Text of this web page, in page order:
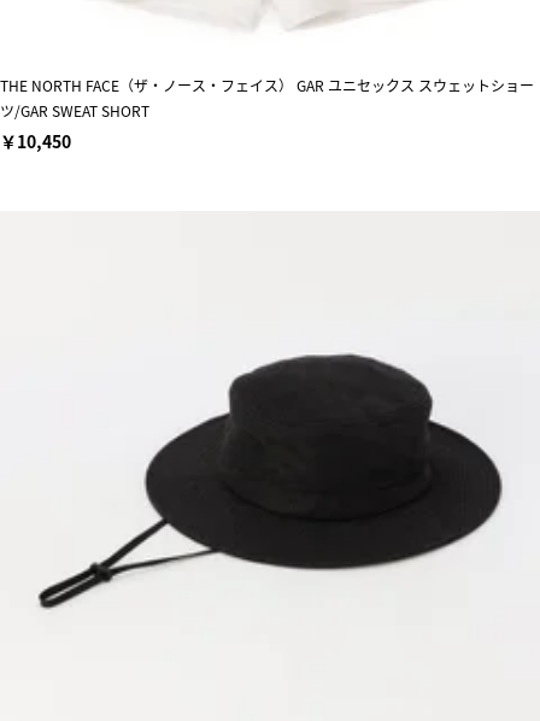
THE NORTH FACE（ザ・ノース・フェイス） GAR ユニセックス スウェットショー
ツ/GAR SWEAT SHORT
￥10,450